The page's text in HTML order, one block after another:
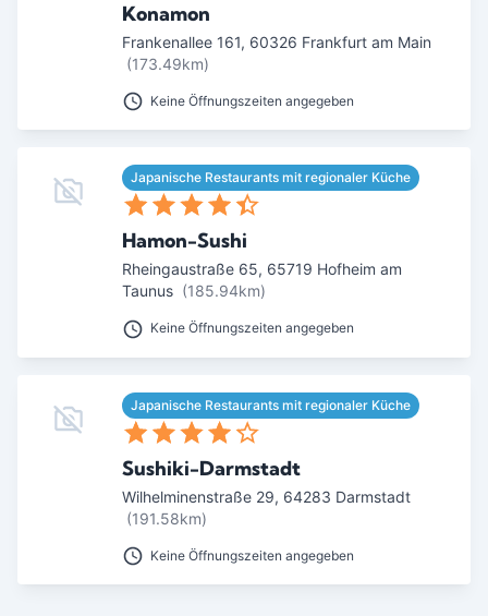
Konamon
Frankenallee 161, 60326 Frankfurt am Main
(173.49km)
Keine Öffnungszeiten angegeben
Japanische Restaurants mit regionaler Küche
Hamon-Sushi
Rheingaustraße 65, 65719 Hofheim am
Taunus (185.94km)
Keine Öffnungszeiten angegeben
Japanische Restaurants mit regionaler Küche
Sushiki-Darmstadt
Wilhelminenstraße 29, 64283 Darmstadt
(191.58km)
Keine Öffnungszeiten angegeben